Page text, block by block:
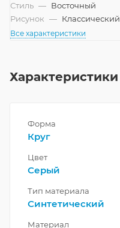
Стиль — Восточный
Рисунок — Классический
Все характеристики
Характеристики
Форма
Круг
Цвет
Серый
Тип материала
Синтетический
Материал